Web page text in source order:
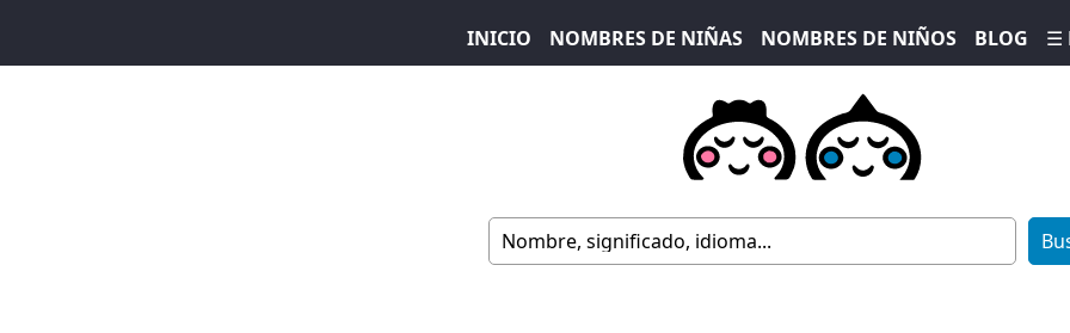
INICIO NOMBRES DE NIÑAS NOMBRES DE NIÑOS BLOG ☰